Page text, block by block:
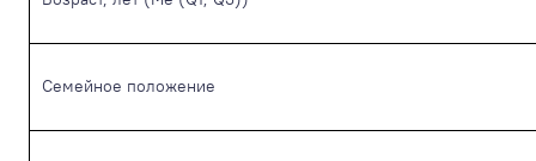
Семейное положение